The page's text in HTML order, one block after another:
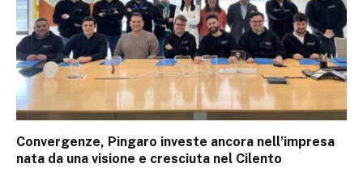
Convergenze, Pingaro investe ancora nell’impresa
nata da una visione e cresciuta nel Cilento